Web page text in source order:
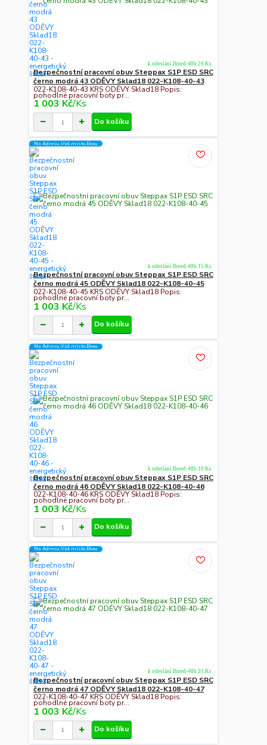
Bezpečnostní pracovní obuv Steppax S1P ESD SRC
černo modrá 43 ODĚVY Sklad18 022-K108-40-43
022-K108-40-43 KRS ODĚVY Sklad18 Popis:
pohodlné pracovní boty pr...
1 003 Kč/Ks
k odeslání Ihned-48h 24 Ks
Do košíku
Na Adresu,Výd.místo,Boxu
Bezpečnostní pracovní obuv Steppax S1P ESD SRC
černo modrá 45 ODĚVY Sklad18 022-K108-40-45
022-K108-40-45 KRS ODĚVY Sklad18 Popis:
pohodlné pracovní boty pr...
1 003 Kč/Ks
k odeslání Ihned-48h 15 Ks
Do košíku
Na Adresu,Výd.místo,Boxu
Bezpečnostní pracovní obuv Steppax S1P ESD SRC
černo modrá 46 ODĚVY Sklad18 022-K108-40-46
022-K108-40-46 KRS ODĚVY Sklad18 Popis:
pohodlné pracovní boty pr...
1 003 Kč/Ks
k odeslání Ihned-48h 10 Ks
Do košíku
Na Adresu,Výd.místo,Boxu
Bezpečnostní pracovní obuv Steppax S1P ESD SRC
černo modrá 47 ODĚVY Sklad18 022-K108-40-47
022-K108-40-47 KRS ODĚVY Sklad18 Popis:
pohodlné pracovní boty pr...
1 003 Kč/Ks
k odeslání Ihned-48h 31 Ks
Do košíku